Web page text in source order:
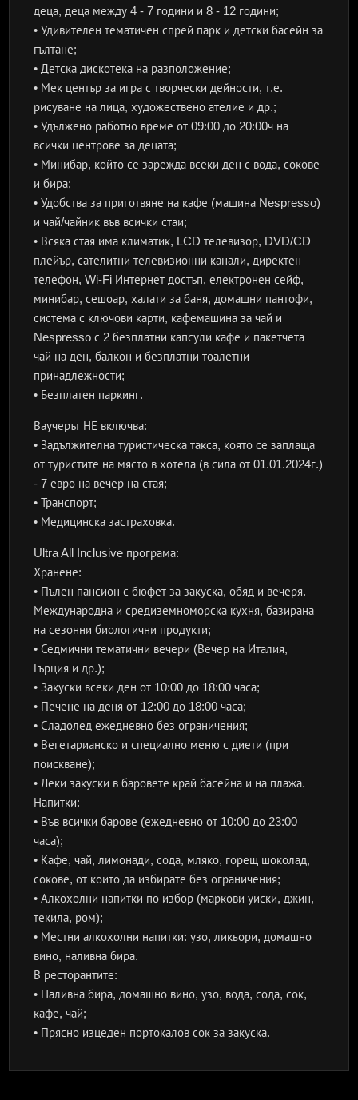
деца, деца между 4 - 7 години и 8 - 12 години;
• Удивителен тематичен спрей парк и детски басейн за
гълтане;
• Детска дискотека на разположение;
• Мек център за игра с творчески дейности, т.е.
рисуване на лица, художествено ателие и др.;
• Удължено работно време от 09:00 до 20:00ч на
всички центрове за децата;
• Минибар, който се зарежда всеки ден с вода, сокове
и бира;
• Удобства за приготвяне на кафе (машина Nespresso)
и чай/чайник във всички стаи;
• Всяка стая има климатик, LCD телевизор, DVD/CD
плейър, сателитни телевизионни канали, директен
телефон, Wi-Fi Интернет достъп, електронен сейф,
минибар, сешоар, халати за баня, домашни пантофи,
система с ключови карти, кафемашина за чай и
Nespresso с 2 безплатни капсули кафе и пакетчета
чай на ден, балкон и безплатни тоалетни
принадлежности;
• Безплатен паркинг.
Ваучерът НЕ включва:
• Задължителна туристическа такса, която се заплаща
от туристите на място в хотела (в сила от 01.01.2024г.)
- 7 евро на вечер на стая;
• Транспорт;
• Медицинска застраховка.
Ultra All Inclusive програма:
Хранене:
• Пълен пансион с бюфет за закуска, обяд и вечеря.
Международна и средиземноморска кухня, базирана
на сезонни биологични продукти;
• Седмични тематични вечери (Вечер на Италия,
Гърция и др.);
• Закуски всеки ден от 10:00 до 18:00 часа;
• Печене на деня от 12:00 до 18:00 часа;
• Сладолед ежедневно без ограничения;
• Вегетарианско и специално меню с диети (при
поискване);
• Леки закуски в баровете край басейна и на плажа.
Напитки:
• Във всички барове (ежедневно от 10:00 до 23:00
часа);
• Кафе, чай, лимонади, сода, мляко, горещ шоколад,
сокове, от които да избирате без ограничения;
• Алкохолни напитки по избор (маркови уиски, джин,
текила, ром);
• Местни алкохолни напитки: узо, ликьори, домашно
вино, наливна бира.
В ресторантите:
• Наливна бира, домашно вино, узо, вода, сода, сок,
кафе, чай;
• Прясно изцеден портокалов сок за закуска.